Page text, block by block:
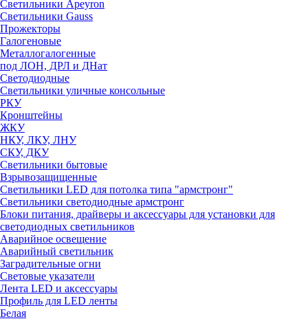
Светильники Apeyron
Светильники Gauss
Прожекторы
Галогеновые
Металлогалогенные
под ЛОН, ДРЛ и ДНат
Светодиодные
Светильники уличные консольные
РКУ
Кронштейны
ЖКУ
НКУ, ЛКУ, ЛНУ
СКУ, ДКУ
Светильники бытовые
Взрывозащищенные
Светильники LED для потолка типа "армстронг"
Светильники светодиодные армстронг
Блоки питания, драйверы и аксессуары для установки для
светодиодных светильников
Аварийное освещение
Аварийный светильник
Заградительные огни
Световые указатели
Лента LED и аксессуары
Профиль для LED ленты
Белая